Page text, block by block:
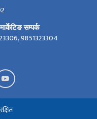
मार्केटिङ सम्पर्क
9851323304